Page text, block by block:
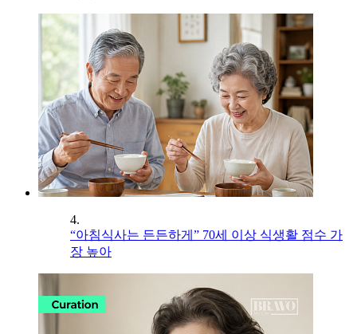
4.
“아침식사는 든든하게” 70세 이상 식생활 점수 가
장 높아